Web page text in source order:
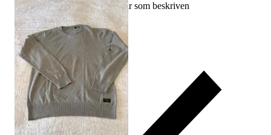
Ersättning om varan inte är som beskriven